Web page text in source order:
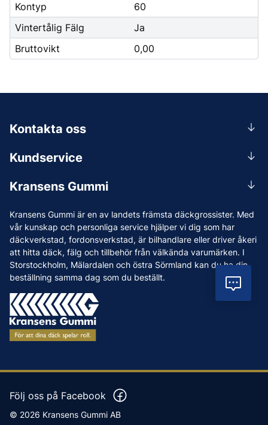
Kontyp
60
Vintertålig Fälg
Ja
Bruttovikt
0,00
Kransens Gummi är en av landets främsta däckgrossister. Med
vår kunskap och personliga service hjälper vi dig som har
däckverkstad, fordonsverkstad, är bilhandlare eller driver åkeri
att hitta däck, fälg och tillbehör från välkända varumärken. I
Storstockholm, Mälardalen och östra Sörmland kan du ha din
beställning samma dag som du beställt.
Kundservice
Leverans
Reklamation & återköp
Betalning & faktura
Köpvillkor
Vanliga frågor och svar
Kransens Gummi
Vi som jobbar på Kransens Gummi
Jobba hos oss
Nyheter
Tips & Råd
Varumärken
Våra Verkstäder
Press
Kontakta oss
0156-409 00
Mån-Tors 07.30-16:30, Fre 07.30-15.00.
Lunchstängt 12:00-12:30
Följ oss på Facebook
© 2026 Kransens Gummi AB